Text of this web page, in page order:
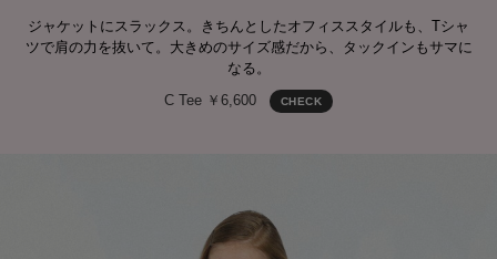
ジャケットにスラックス。きちんとしたオフィススタイルも、Tシャ
ツで肩の力を抜いて。大きめのサイズ感だから、タックインもサマに
なる。
C Tee ￥6,600
CHECK